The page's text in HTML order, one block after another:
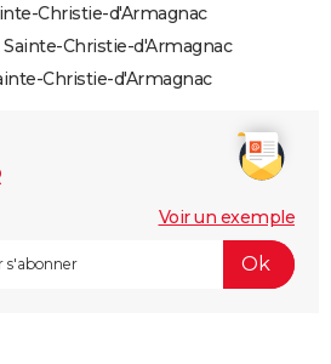
Christie-d'Armagnac
Christie-d'Armagnac
Christie-d'Armagnac
Voir un exemple